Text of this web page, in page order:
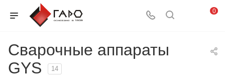
0
Сварочные аппараты
GYS
14